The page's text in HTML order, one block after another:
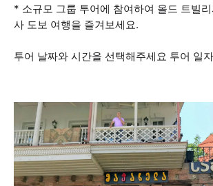
* 소규모 그룹 투어에 참여하여 올드 트빌
사 도보 여행을 즐겨보세요.
투어 날짜와 시간을 선택해주세요 투어 일